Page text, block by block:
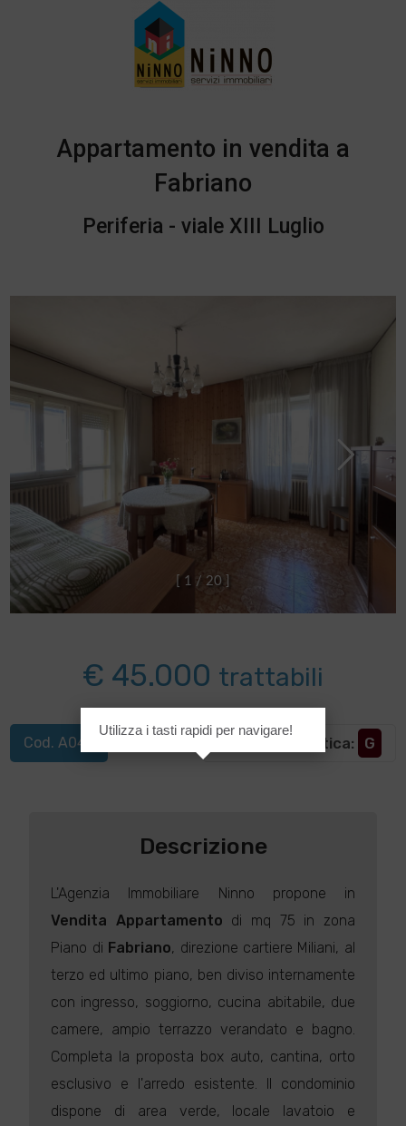
Appartamento in vendita a
Fabriano
Periferia - viale XIII Luglio
1 / 20
€ 45.000 trattabili
Cod. A045 Classe energetica: G
Descrizione
L'Agenzia Immobiliare Ninno propone in
Vendita Appartamento di mq 75 in zona
Piano di Fabriano, direzione cartiere Miliani, al
terzo ed ultimo piano, ben diviso internamente
con ingresso, soggiorno, cucina abitabile, due
camere, ampio terrazzo verandato e bagno.
Completa la proposta box auto, cantina, orto
esclusivo e l'arredo esistente. Il condominio
dispone di area verde, locale lavatoio e
Utilizza i tasti rapidi per navigare!